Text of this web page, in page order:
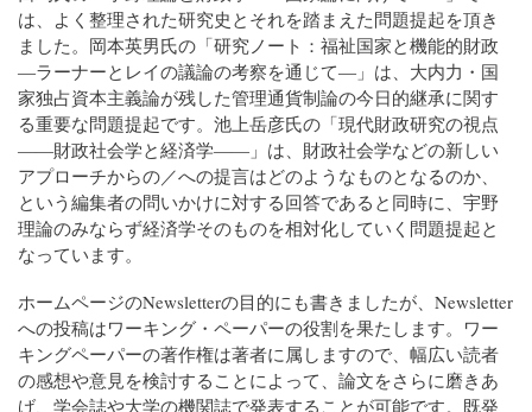
は、よく整理された研究史とそれを踏まえた問題提起を頂き
ました。岡本英男氏の「研究ノート：福祉国家と機能的財政
―ラーナーとレイの議論の考察を通じて―」は、大内力・国
家独占資本主義論が残した管理通貨制論の今日的継承に関す
る重要な問題提起です。池上岳彦氏の「現代財政研究の視点
――財政社会学と経済学――」は、財政社会学などの新しい
アプローチからの／への提言はどのようなものとなるのか、
という編集者の問いかけに対する回答であると同時に、宇野
理論のみならず経済学そのものを相対化していく問題提起と
なっています。
ホームページのNewsletterの目的にも書きましたが、Newsletter
への投稿はワーキング・ペーパーの役割を果たします。ワー
キングペーパーの著作権は著者に属しますので、幅広い読者
の感想や意見を検討することによって、論文をさらに磨きあ
げ、学会誌や大学の機関誌で発表することが可能です。既発